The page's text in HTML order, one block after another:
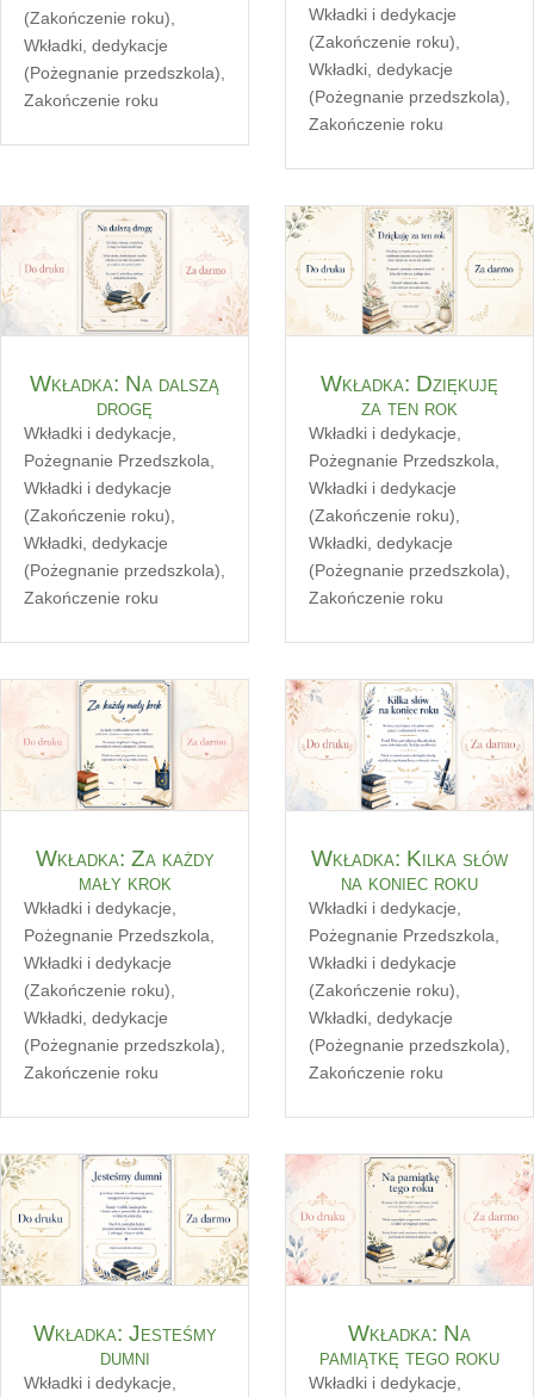
(Zakończenie roku)
Wkładki, dedykacje
(Pożegnanie przedszkola)
Zakończenie roku
Wkładki i dedykacje
(Zakończenie roku)
Wkładki, dedykacje
(Pożegnanie przedszkola)
Zakończenie roku
Wkładka: Na dalszą
drogę
Wkładki i dedykacje,
Pożegnanie Przedszkola,
Wkładki i dedykacje
(Zakończenie roku),
Wkładki, dedykacje
(Pożegnanie przedszkola),
Zakończenie roku
Wkładka: Dziękuję
za ten rok
Wkładki i dedykacje,
Pożegnanie Przedszkola,
Wkładki i dedykacje
(Zakończenie roku),
Wkładki, dedykacje
(Pożegnanie przedszkola),
Zakończenie roku
Wkładka: Za każdy
mały krok
Wkładki i dedykacje
Pożegnanie Przedszkola
Wkładki i dedykacje
(Zakończenie roku)
Wkładki, dedykacje
(Pożegnanie przedszkola)
Zakończenie roku
Wkładka: Kilka słów
na koniec roku
Wkładki i dedykacje
Pożegnanie Przedszkola
Wkładki i dedykacje
(Zakończenie roku)
Wkładki, dedykacje
(Pożegnanie przedszkola)
Zakończenie roku
Wkładka: Jesteśmy
dumni
Wkładki i dedykacje
Wkładka: Na
pamiątkę tego roku
Wkładki i dedykacje